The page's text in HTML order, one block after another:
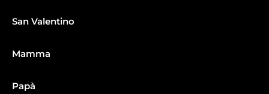
San Valentino
Mamma
Papà